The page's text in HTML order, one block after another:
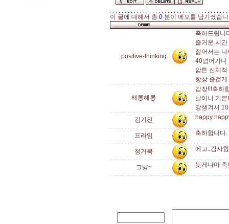
이 글에 대해서 총 0 분이 메모를 남기셨습
positive-thinking
축하드립니
즐거운 시
젊어서는
40넘어가니
암튼 신체
항상 즐겁
해롱해롱
갑장!!!축하
날이니 기
강챙겨서
김기진
happy
프라임 축하합니다
청거북 에고..감사
그냥~ 늦게나마